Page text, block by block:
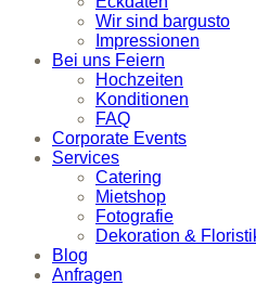
Wir sind bargusto
Impressionen
Bei uns Feiern
Hochzeiten
Konditionen
FAQ
Corporate Events
Services
Catering
Mietshop
Fotografie
Dekoration &
Blog
Anfragen